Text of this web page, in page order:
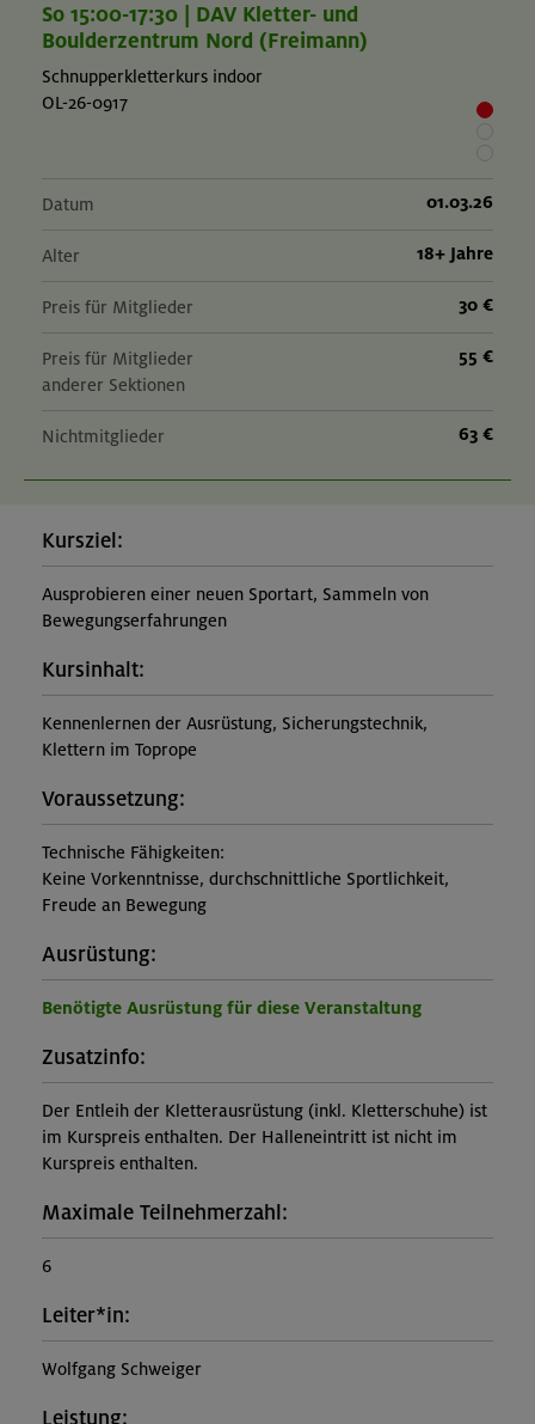
So 15:00-17:30 | DAV Kletter- und
Boulderzentrum Nord (Freimann)
Schnupperkletterkurs indoor
OL-26-0917
Datum 01.03.26
Alter 18+ Jahre
Preis für Mitglieder 30 €
Preis für Mitglieder
anderer Sektionen
55 €
Nichtmitglieder 63 €
Kursziel:
Ausprobieren einer neuen Sportart, Sammeln von
Bewegungserfahrungen
Kursinhalt:
Kennenlernen der Ausrüstung, Sicherungstechnik,
Klettern im Toprope
Voraussetzung:
Technische Fähigkeiten:
Keine Vorkenntnisse, durchschnittliche Sportlichkeit,
Freude an Bewegung
Ausrüstung:
Benötigte Ausrüstung für diese Veranstaltung
Zusatzinfo:
Der Entleih der Kletterausrüstung (inkl. Kletterschuhe) ist
im Kurspreis enthalten. Der Halleneintritt ist nicht im
Kurspreis enthalten.
Maximale Teilnehmerzahl:
6
Leiter*in:
Wolfgang Schweiger